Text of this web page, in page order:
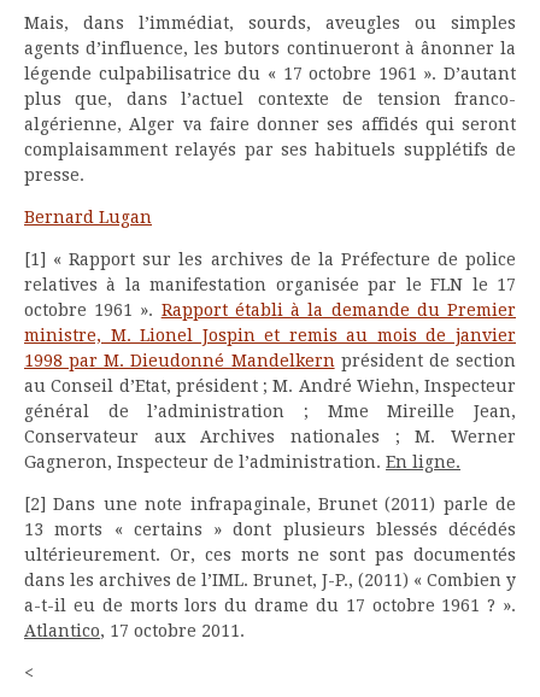
Mais, dans l’immédiat, sourds, aveugles ou simples
agents d’influence, les butors continueront à ânonner la
légende culpabilisatrice du « 17 octobre 1961 ». D’autant
plus que, dans l’actuel contexte de tension franco-
algérienne, Alger va faire donner ses affidés qui seront
complaisamment relayés par ses habituels supplétifs de
presse.
Bernard Lugan
[1] « Rapport sur les archives de la Préfecture de police
relatives à la manifestation organisée par le FLN le 17
octobre 1961 ». Rapport établi à la demande du Premier
ministre, M. Lionel Jospin et remis au mois de janvier
1998 par M. Dieudonné Mandelkern président de section
au Conseil d’Etat, président ; M. André Wiehn, Inspecteur
général de l’administration ; Mme Mireille Jean,
Conservateur aux Archives nationales ; M. Werner
Gagneron, Inspecteur de l’administration. En ligne.
[2] Dans une note infrapaginale, Brunet (2011) parle de
13 morts « certains » dont plusieurs blessés décédés
ultérieurement. Or, ces morts ne sont pas documentés
dans les archives de l’IML. Brunet, J-P., (2011) « Combien y
a-t-il eu de morts lors du drame du 17 octobre 1961 ? ».
Atlantico, 17 octobre 2011.
<